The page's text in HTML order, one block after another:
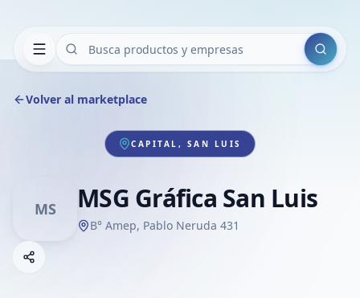
Buscar
Volver al marketplace
CAPITAL, SAN LUIS
MS MSG Gráfica San Luis
B° Amep, Pablo Neruda 431
Compartir empresa